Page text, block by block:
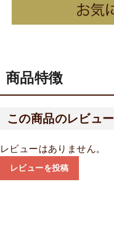
商品特徴
この商品のレビュー
レビューはありません。
レビューを投稿